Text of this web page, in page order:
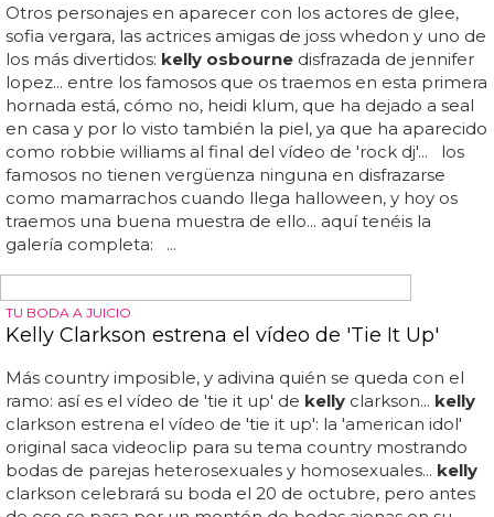
nervioso central, es decir, el cerebro y la médula espinal y
eventualmente sus capacidades motoras... la noticia no
podía llegar en peor momento... hace dos semanas nació
su primera hija, pearl clementine, por lo que la noticia es
aún más triste... tras una adolescencia marcada por el
reality que puso a su familia en el ojo público, jack decidió
hacer ejercicio, adelgazó una barbaridad y se prometió
con su...